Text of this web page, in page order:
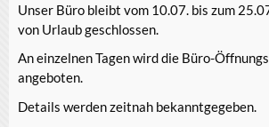
Unser Büro bleibt vom 10.07. bis zum
von Urlaub geschlossen.
An einzelnen Tagen wird die Büro-
angeboten.
Details werden zeitnah bekanntgegeben.